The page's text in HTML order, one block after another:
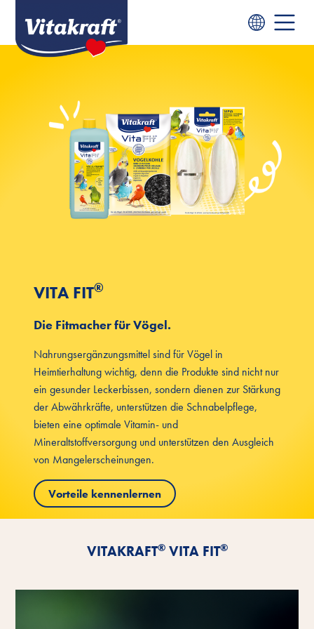
VITA FIT®
Die Fitmacher für Vögel.
Nahrungsergänzungsmittel sind für Vögel in
Heimtierhaltung wichtig, denn die Produkte sind nicht nur
ein gesunder Leckerbissen, sondern dienen zur Stärkung
der Abwährkräfte, unterstützen die Schnabelpflege,
bieten eine optimale Vitamin- und
Mineraltstoffversorgung und unterstützen den Ausgleich
von Mangelerscheinungen.
Vorteile kennenlernen
VITAKRAFT®VITA FIT®